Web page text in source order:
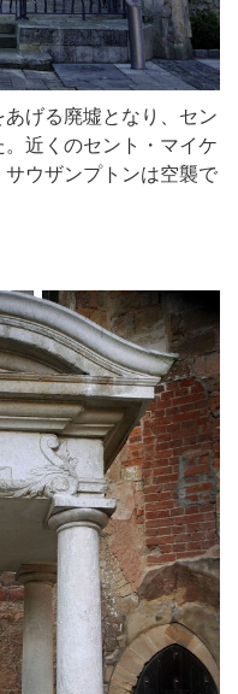
げる廃墟となり、セン
。近くのセント・マイケ
ウザンプトンは空襲で